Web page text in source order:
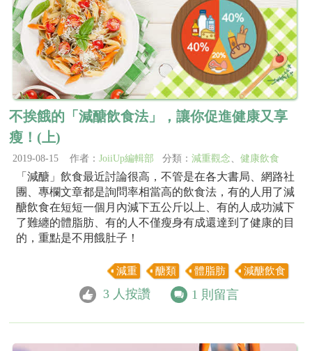
不挨餓的「減醣飲食法」，讓你促進健康又享
瘦！(上)
2019-08-15 作者： JoiiUp編輯部 分類： 減重觀念 、 健康飲食
「減醣」飲食最近討論很高，不管是在各大書局、網路社
團、專欄文章都是詢問率相當高的飲食法，有的人用了減
醣飲食在短短一個月內減下五公斤以上、有的人成功減下
了難纏的體脂肪、有的人不僅瘦身有成還達到了健康的目
的，重點是不用餓肚子！
減重 醣類 體脂肪 減醣飲食
3 人按讚 1 則留言